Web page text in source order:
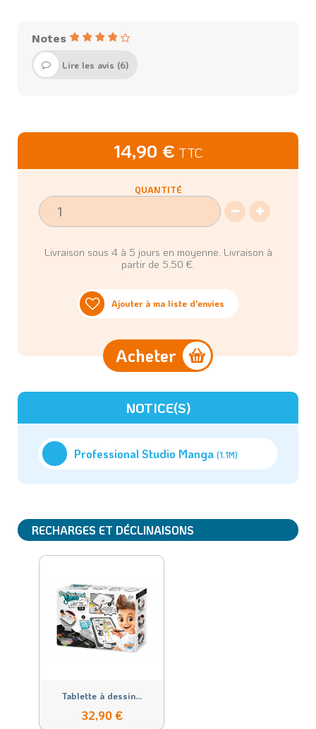
Notes
Lire les avis (6)
14,90 € TTC
QUANTITÉ
Livraison sous 4 à 5 jours en moyenne. Livraison à
partir de 5,50 €.
Acheter
Ajouter à ma liste d'envies
NOTICE(S)
Professional Studio Manga (1.1M)
RECHARGES ET DÉCLINAISONS
Tablette à dessin...
32,90 €